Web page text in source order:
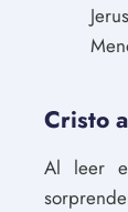
Cristo
Al leer